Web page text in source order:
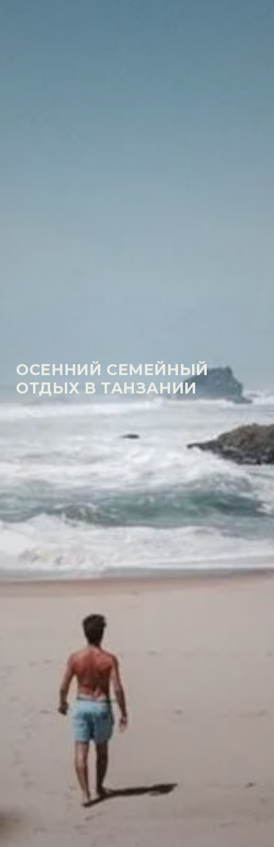
ОСЕННИЙ СЕМЕЙНЫЙ
ОТДЫХ В ТАНЗАНИИ